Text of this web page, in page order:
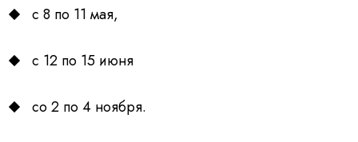
с 8 по 11 мая,
с 12 по 15 июня
со 2 по 4 ноября.